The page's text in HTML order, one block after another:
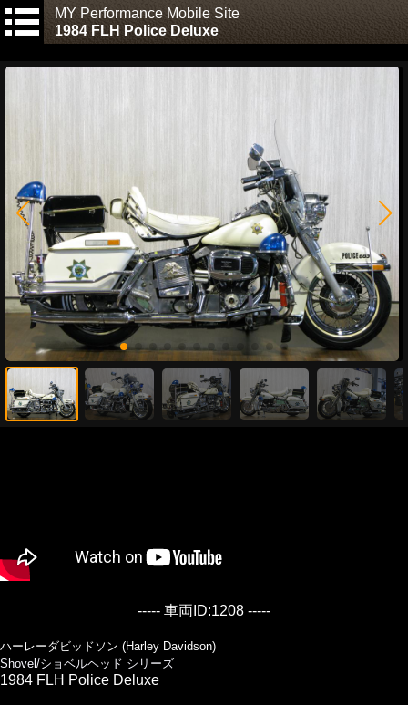
MY Performance Mobile Site
1984 FLH Police Deluxe
----- 車両ID:1208 -----
ハーレーダビッドソン (Harley Davidson)
Shovel/ショベルヘッド シリーズ
1984 FLH Police Deluxe